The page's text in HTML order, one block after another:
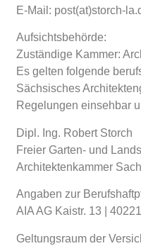
E-Mail: post(at)storch-
Aufsichtsbehörde:
Zuständige Kammer:
Es gelten folgende
Sächsisches
Regelungen einsehbar
Dipl. Ing. Robert Storch
Freier Garten- und
Architektenkammer
Angaben zur
AIA AG Kaistr. 13 |
Geltungsraum der